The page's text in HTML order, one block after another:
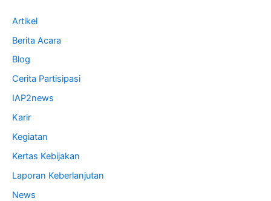
Artikel
Berita Acara
Blog
Cerita Partisipasi
IAP2news
Karir
Kegiatan
Kertas Kebijakan
Laporan Keberlanjutan
News